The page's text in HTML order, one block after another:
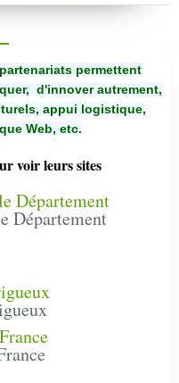
permettent
d'innover autrement,
appui logistique,
Web, etc.
voir leurs sites
Département